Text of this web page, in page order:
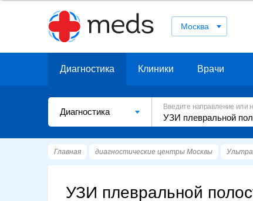
Москва
Диагностика Клиники Врачи
Диагностика
Введите направление или
Главная диагностические центры Москвы
УЗИ плевральной